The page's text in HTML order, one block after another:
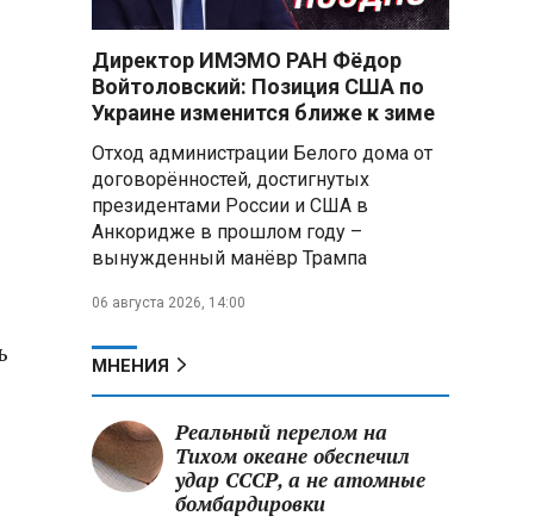
Директор ИМЭМО РАН Фёдор
Войтоловский: Позиция США по
Украине изменится ближе к зиме
Отход администрации Белого дома от
договорённостей, достигнутых
президентами России и США в
Анкоридже в прошлом году –
вынужденный манёвр Трампа
06 августа 2026, 14:00
МНЕНИЯ
Реальный перелом на
Тихом океане обеспечил
удар СССР, а не атомные
бомбардировки